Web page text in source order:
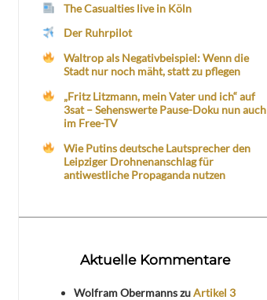
The Casualties live in Köln
Der Ruhrpilot
Waltrop als Negativbeispiel: Wenn die
Stadt nur noch mäht, statt zu pflegen
„Fritz Litzmann, mein Vater und ich“ auf
3sat – Sehenswerte Pause-Doku nun auch
im Free-TV
Wie Putins deutsche Lautsprecher den
Leipziger Drohnenanschlag für
antiwestliche Propaganda nutzen
Aktuelle Kommentare
Wolfram ObermannszuArtikel 3